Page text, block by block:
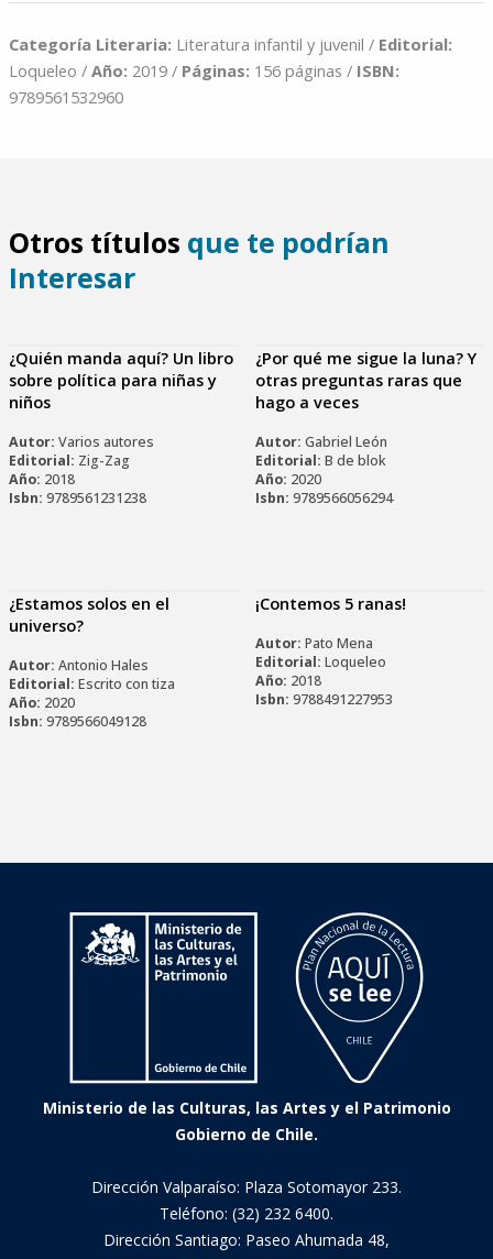
Categoría Literaria: Literatura infantil y juvenil / Editorial:
Loqueleo / Año: 2019 / Páginas: 156 páginas / ISBN:
9789561532960
Otros títulos que te podrían
Interesar
¿Quién manda aquí? Un libro
sobre política para niñas y
niños
Autor: Varios autores
Editorial: Zig-Zag
Año: 2018
Isbn: 9789561231238
¿Por qué me sigue la luna? Y
otras preguntas raras que
hago a veces
Autor: Gabriel León
Editorial: B de blok
Año: 2020
Isbn: 9789566056294
¿Estamos solos en el
universo?
Autor: Antonio Hales
Editorial: Escrito con tiza
Año: 2020
Isbn: 9789566049128
¡Contemos 5 ranas!
Autor: Pato Mena
Editorial: Loqueleo
Año: 2018
Isbn: 9788491227953
Ministerio de las Culturas, las Artes y el Patrimonio
Gobierno de Chile.
Dirección Valparaíso: Plaza Sotomayor 233.
Teléfono: (32) 232 6400.
Dirección Santiago: Paseo Ahumada 48,